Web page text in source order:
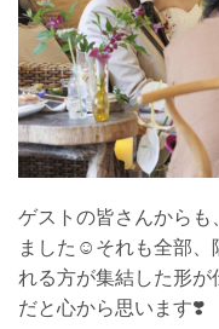
ゲストの皆さんからも
ました☺️それも全部、
れる方が集結した形
だと心から思います❣️